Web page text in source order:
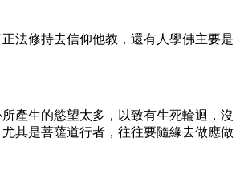
法修持去信仰他教，還有人學佛主要是
產生的慾望太多，以致有生死輪迴，沒
其是菩薩道行者，往往要隨緣去做應做